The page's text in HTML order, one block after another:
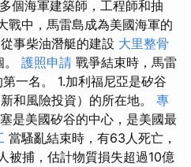
個海軍建築師，工程師和抽
戰中，馬雷島成為美國海軍的
事柴油潛艇的建設 大里整骨
護照申請 戰爭結束時，馬雷
一名。 1.加利福尼亞是矽谷
和風險投資）的所在地。 專
是美國矽谷的中心，是美國最
當騷亂結束時，有63人死亡，
被捕，估計物質損失超過10億